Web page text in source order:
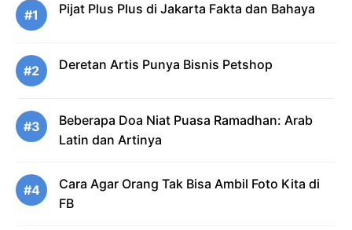
#1 Pijat Plus Plus di Jakarta Fakta dan Bahaya
#2 Deretan Artis Punya Bisnis Petshop
#3
Beberapa Doa Niat Puasa Ramadhan: Arab
Latin dan Artinya
#4
Cara Agar Orang Tak Bisa Ambil Foto Kita di
FB